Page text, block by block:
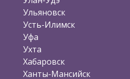
Ульяновск
Усть-Илимск
Уфа
Ухта
Хабаровск
Ханты-Мансийск